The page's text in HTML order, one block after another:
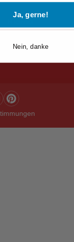
Ja, gerne!
Nein, danke